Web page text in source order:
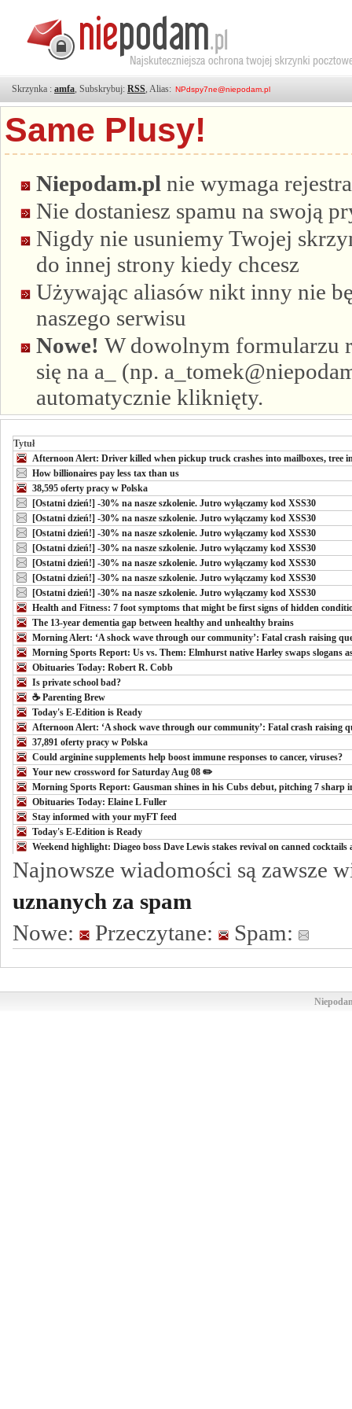
Skrzynka : amfa, Subskrybuj: RSS, Alias:
Same Plusy!
Niepodam.pl nie wymaga
Nie dostaniesz spamu na swoją
Nigdy nie usuniemy Twojej
do innej strony kiedy chcesz
Używając aliasów nikt inny nie
naszego serwisu
Nowe! W dowolnym formularzu
się na a_ (np.
automatycznie kliknięty.
Tytuł
Afternoon Alert: Driver killed when pickup truck crashes into mailboxes, tree
How billionaires pay less tax than us
38,595 oferty pracy w Polska
[Ostatni dzień!] -30% na nasze szkolenie. Jutro wyłączamy kod XSS30
[Ostatni dzień!] -30% na nasze szkolenie. Jutro wyłączamy kod XSS30
[Ostatni dzień!] -30% na nasze szkolenie. Jutro wyłączamy kod XSS30
[Ostatni dzień!] -30% na nasze szkolenie. Jutro wyłączamy kod XSS30
[Ostatni dzień!] -30% na nasze szkolenie. Jutro wyłączamy kod XSS30
[Ostatni dzień!] -30% na nasze szkolenie. Jutro wyłączamy kod XSS30
[Ostatni dzień!] -30% na nasze szkolenie. Jutro wyłączamy kod XSS30
Health and Fitness: 7 foot symptoms that might be first signs of hidden
The 13-year dementia gap between healthy and unhealthy brains
Morning Alert: ‘A shock wave through our community’: Fatal crash raising
Morning Sports Report: Us vs. Them: Elmhurst native Harley swaps slogans
Obituaries Today: Robert R. Cobb
Is private school bad?
☕ Parenting Brew
Today's E-Edition is Ready
Afternoon Alert: ‘A shock wave through our community’: Fatal crash raising
37,891 oferty pracy w Polska
Could arginine supplements help boost immune responses to cancer, viruses?
Your new crossword for Saturday Aug 08 ✏️
Morning Sports Report: Gausman shines in his Cubs debut, pitching 7 sharp
Obituaries Today: Elaine L Fuller
Stay informed with your myFT feed
Today's E-Edition is Ready
Weekend highlight: Diageo boss Dave Lewis stakes revival on canned cocktails
Najnowsze wiadomości są zawsze
uznanych za spam
Nowe:
Przeczytane: Spam: